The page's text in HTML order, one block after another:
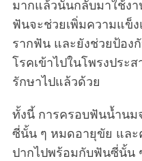
มากแล้วนั้นกลับมาใช้ง
ฟันจะช่วยเพิ่มความแข็
รากฟัน และยังช่วยป้อง
โรคเข้าไปในโพรงประ
รักษาไปแล้วด้วย
ทั้งนี้ การครอบฟันน้ำน
ซี่นั้น ๆ หมดอายุขัย แล
ปากไปพร้อมกับฟันซี่นั้น